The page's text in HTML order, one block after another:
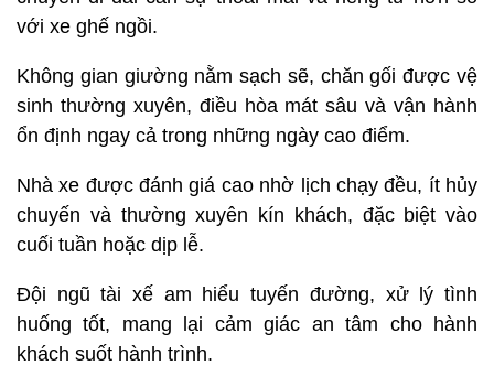
với xe ghế ngồi.
Không gian giường nằm sạch sẽ, chăn gối được vệ
sinh thường xuyên, điều hòa mát sâu và vận hành
ổn định ngay cả trong những ngày cao điểm.
Nhà xe được đánh giá cao nhờ lịch chạy đều, ít hủy
chuyến và thường xuyên kín khách, đặc biệt vào
cuối tuần hoặc dịp lễ.
Đội ngũ tài xế am hiểu tuyến đường, xử lý tình
huống tốt, mang lại cảm giác an tâm cho hành
khách suốt hành trình.